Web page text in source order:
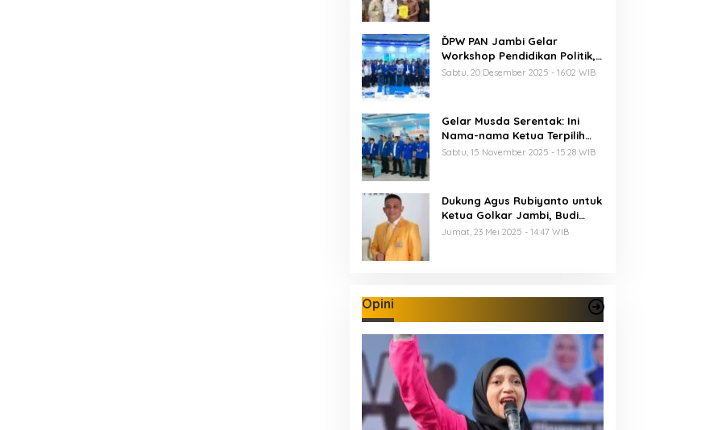
ĎPW PAN Jambi Gelar
Workshop Pendidikan Politik,
Al Haris Ajak Kader Perkuat
Sabtu, 20 Desember 2025 - 16:02 WIB
Gelar Musda Serentak: Ini
Nama-nama Ketua Terpilih
DPD PAN di Jambi
Sabtu, 15 November 2025 - 15:28 WIB
Dukung Agus Rubiyanto untuk
Ketua Golkar Jambi, Budi
Setiawan: Regenerasi
Jumat, 23 Mei 2025 - 14:47 WIB
Opini